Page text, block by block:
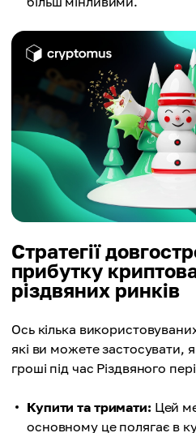
Стратегії
прибутку
різдвяних ринків
Ось кілька
які ви можете застосувати,
гроші під час Різдвяного
Купити та тримати: Цей
основному це полягає в